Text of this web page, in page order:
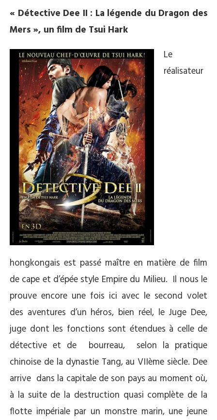
« Détective Dee II : La légende du Dragon des
Mers », un film de Tsui Hark
Le
réalisateur
hongkongais est passé maître en matière de film
de cape et d’épée style Empire du Milieu. Il nous le
prouve encore une fois ici avec le second volet
des aventures d’un héros, bien réel, le Juge Dee,
juge dont les fonctions sont étendues à celle de
détective et de bourreau, selon la pratique
chinoise de la dynastie Tang, au VIIème siècle. Dee
arrive dans la capitale de son pays au moment où,
à la suite de la destruction quasi complète de la
flotte impériale par un monstre marin, une jeune